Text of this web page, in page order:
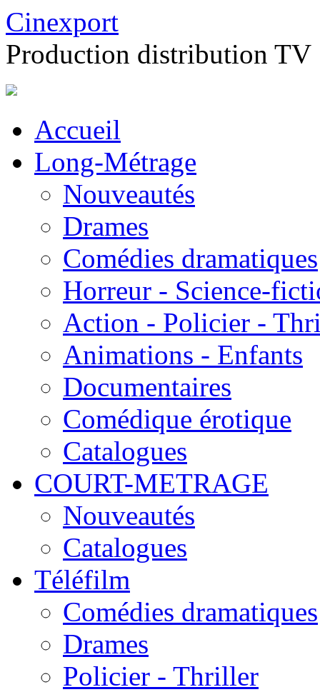
Cinexport
Production distribution TV
Accueil
Long-Métrage
Nouveautés
Drames
Comédies dramatiques
Horreur - Science-
Action - Policier -
Animations - Enfants
Documentaires
Comédique érotique
Catalogues
COURT-METRAGE
Nouveautés
Catalogues
Téléfilm
Comédies dramatiques
Drames
Policier - Thriller